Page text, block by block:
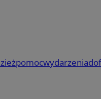
pomocwydarzenia